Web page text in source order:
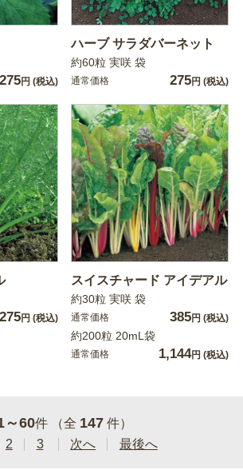
275円 (税込)
ハーブ サラダバーネット
約60粒 実咲 袋
通常価格 275円 (税込)
275円 (税込)
スイスチャード アイデアル
約30粒 実咲 袋
通常価格 385円 (税込)
約200粒 20mL袋
通常価格 1,144円 (税込)
～60件 （全 147 件）
2 3 次へ 最後へ